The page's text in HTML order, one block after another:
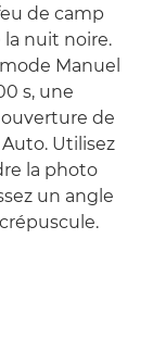
de camp
nuit noire.
Manuel
s, une
de
Utilisez
la photo
un angle